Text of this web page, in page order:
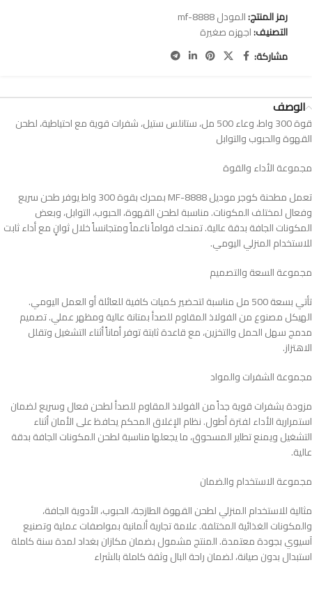
رمز المنتج:المودل mf-8888
التصنيف:اجهزه صغيرة
مشاركة:
الوصف
قوة 300 واط، وعاء 500 مل، ستانلس ستيل، شفرات قوية مع احتياطية، لطحن
القهوة والحبوب والتوابل
مجموعة الأداء والقوة
تعمل مطحنة كوجر موديل MF-8888 بمحرك بقوة 300 واط يوفر طحن سريع
وفعال لمختلف المكونات. مناسبة لطحن القهوة، الحبوب، التوابل، وبعض
المكونات الجافة بدقة عالية. تمنحك قواماً ناعماً ومتجانساً خلال ثوانٍ مع أداء ثابت
للاستخدام المنزلي اليومي.
مجموعة السعة والتصميم
تأتي بسعة 500 مل مناسبة لتحضير كميات كافية للعائلة أو العمل اليومي.
الهيكل مصنوع من الفولاذ المقاوم للصدأ بمتانة عالية ومظهر عملي. تصميم
مدمج سهل الحمل والتخزين، مع قاعدة ثابتة توفر أماناً أثناء التشغيل وتقلل
الاهتزاز.
مجموعة الشفرات والمواد
مزودة بشفرات قوية جداً من الفولاذ المقاوم للصدأ لطحن فعال وسريع لضمان
استمرارية الأداء لفترة أطول. نظام الإغلاق المحكم يحافظ على الأمان أثناء
التشغيل ويمنع تطاير المسحوق، ما يجعلها مناسبة لطحن المكونات الجافة بدقة
عالية.
مجموعة الاستخدام والضمان
مثالية للاستخدام المنزلي لطحن القهوة الطازجة، الحبوب، الأدوية الجافة،
والمكونات الغذائية المختلفة. علامة تجارية ألمانية بمواصفات عملية وتصنيع
آسيوي بجودة معتمدة. المنتج مشمول بضمان مكازان بغداد لمدة سنة كاملة
استبدال بدون صيانة، لضمان راحة البال وثقة كاملة بالشراء